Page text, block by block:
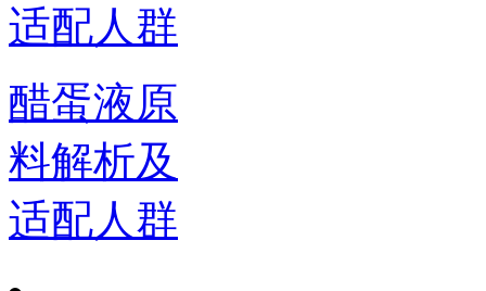
醋蛋液原
料解析及
适配人群